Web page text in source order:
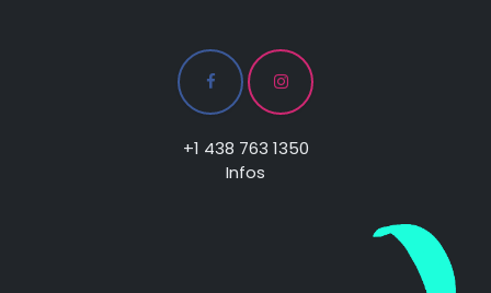
+1 438 763 1350
Infos